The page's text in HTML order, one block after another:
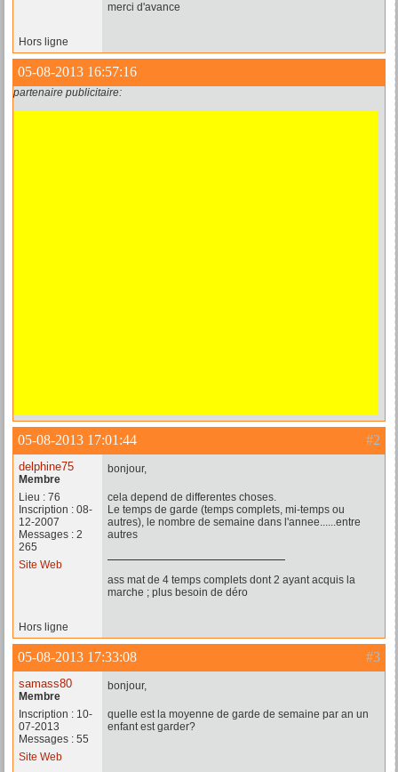
merci d'avance
Hors ligne
05-08-2013 16:57:16
partenaire publicitaire:
#2
05-08-2013 17:01:44
delphine75
Membre
Lieu : 76
Inscription : 08-
12-2007
Messages : 2
265
Site Web
bonjour,
cela depend de differentes choses.
Le temps de garde (temps complets, mi-temps ou
autres), le nombre de semaine dans l'annee......entre
autres
ass mat de 4 temps complets dont 2 ayant acquis la
marche ; plus besoin de déro
Hors ligne
#3
05-08-2013 17:33:08
samass80
Membre
Inscription : 10-
07-2013
Messages : 55
Site Web
bonjour,
quelle est la moyenne de garde de semaine par an un
enfant est garder?